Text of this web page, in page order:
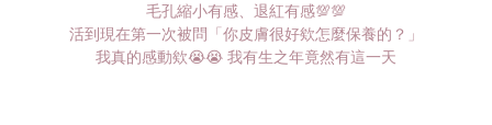
毛孔縮小有感、退紅有感💯💯
活到現在第一次被問「你皮膚很好欸怎麼保養的？」
我真的感動欸😭😭 我有生之年竟然有這一天